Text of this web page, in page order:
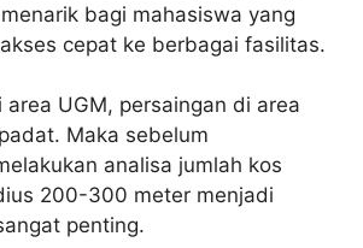
bagi mahasiswa yang
cepat ke berbagai fasilitas.
UGM, persaingan di area
Maka sebelum
analisa jumlah kos
200-300 meter menjadi
penting.